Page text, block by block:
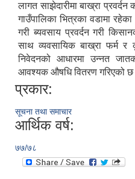
लागत साझेदारीमा बाख्रा
गाउँपालिका भित्रका वडामा
गरी ब्यवसाय प्रवर्दन गरी
साथ व्यवसायिक बाख्रा फर्म र
निवेदनको आधारमा उन्नत
आवश्यक औषधि वितरण गरिएको
प्रकार:
सूचना तथा समाचार
आर्थिक वर्ष:
७७/७८